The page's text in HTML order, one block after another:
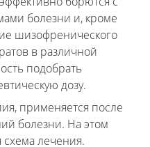
болезни и, кроме
шизофренического
в различной
подобрать
дозу.
применяется после
болезни. На этом
схема лечения.